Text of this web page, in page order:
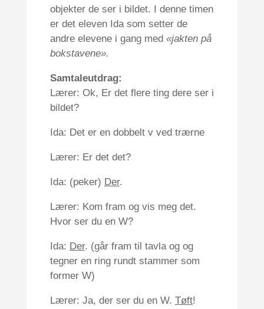
objekter de ser i bildet. I denne timen
er det eleven Ida som setter de
andre elevene i gang med «jakten på
bokstavene».
Samtaleutdrag:
Lærer: Ok, Er det flere ting dere ser i
bildet?
Ida: Det er en dobbelt v ved trærne
Lærer: Er det det?
Ida: (peker) Der.
Lærer: Kom fram og vis meg det.
Hvor ser du en W?
Ida: Der. (går fram til tavla og og
tegner en ring rundt stammer som
former W)
Lærer: Ja, der ser du en W. Tøft!